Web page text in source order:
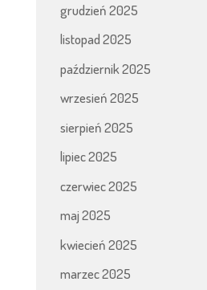
grudzień 2025
listopad 2025
październik 2025
wrzesień 2025
sierpień 2025
lipiec 2025
czerwiec 2025
maj 2025
kwiecień 2025
marzec 2025